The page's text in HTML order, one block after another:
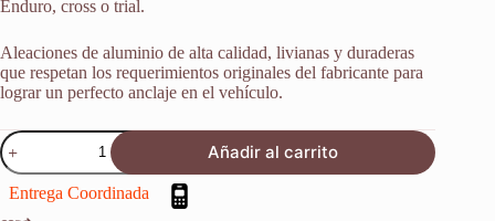
Enduro, cross o trial.
Aleaciones de aluminio de alta calidad, livianas y duraderas
que respetan los requerimientos originales del fabricante para
lograr un perfecto anclaje en el vehículo.
Refuerzo
Protector
Radiador
Honda
Añadir al carrito
Entrega Coordinada